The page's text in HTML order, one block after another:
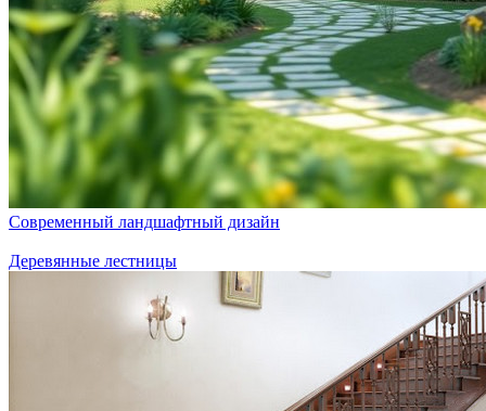
Современный ландшафтный дизайн
Деревянные лестницы